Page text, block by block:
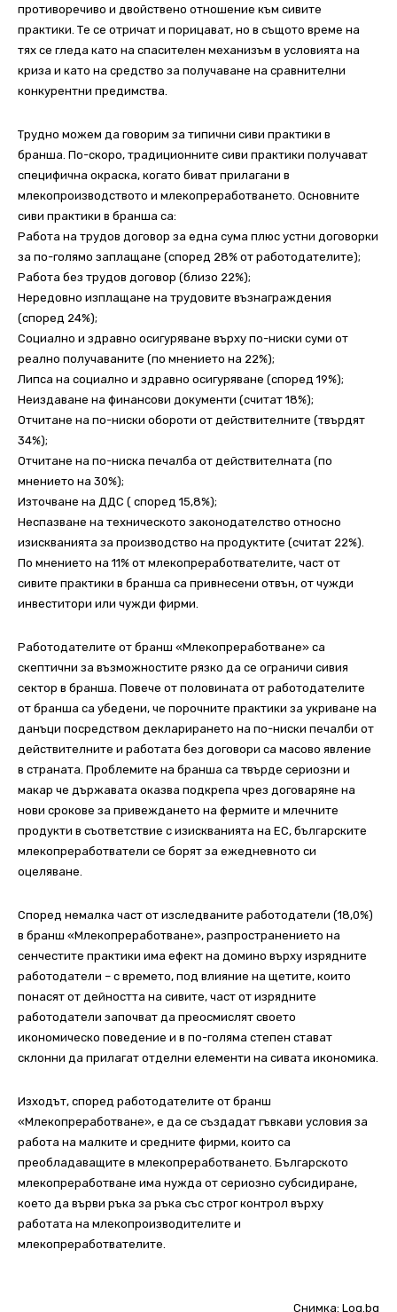
противоречиво и двойствено отношение към сивите
практики. Те се отричат и порицават, но в същото време на
тях се гледа като на спасителен механизъм в условията на
криза и като на средство за получаване на сравнителни
конкурентни предимства.
Трудно можем да говорим за типични сиви практики в
бранша. По-скоро, традиционните сиви практики получават
специфична окраска, когато биват прилагани в
млекопроизводството и млекопреработването. Основните
сиви практики в бранша са:
Работа на трудов договор за една сума плюс устни договорки
за по-голямо заплащане (според 28% от работодателите);
Работа без трудов договор (близо 22%);
Нередовно изплащане на трудовите възнаграждения
(според 24%);
Социално и здравно осигуряване върху по-ниски суми от
реално получаваните (по мнението на 22%);
Липса на социално и здравно осигуряване (според 19%);
Неиздаване на финансови документи (считат 18%);
Отчитане на по-ниски обороти от действителните (твърдят
34%);
Отчитане на по-ниска печалба от действителната (по
мнението на 30%);
Източване на ДДС ( според 15,8%);
Неспазване на техническото законодателство относно
изискванията за производство на продуктите (считат 22%).
По мнението на 11% от млекопреработвателите, част от
сивите практики в бранша са привнесени отвън, от чужди
инвеститори или чужди фирми.
Работодателите от бранш «Млекопреработване» са
скептични за възможностите рязко да се ограничи сивия
сектор в бранша. Повече от половината от работодателите
от бранша са убедени, че порочните практики за укриване на
данъци посредством декларирането на по-ниски печалби от
действителните и работата без договори са масово явление
в страната. Проблемите на бранша са твърде сериозни и
макар че държавата оказва подкрепа чрез договаряне на
нови срокове за привеждането на фермите и млечните
продукти в съответствие с изискванията на ЕС, българските
млекопреработватели се борят за ежедневното си
оцеляване.
Според немалка част от изследваните работодатели (18,0%)
в бранш «Млекопреработване», разпространението на
сенчестите практики има ефект на домино върху изрядните
работодатели – с времето, под влияние на щетите, които
понасят от дейността на сивите, част от изрядните
работодатели започват да преосмислят своето
икономическо поведение и в по-голяма степен стават
склонни да прилагат отделни елементи на сивата икономика.
Изходът, според работодателите от бранш
«Млекопреработване», е да се създадат гъвкави условия за
работа на малките и средните фирми, които са
преобладаващите в млекопреработването. Българското
млекопреработване има нужда от сериозно субсидиране,
което да върви ръка за ръка със строг контрол върху
работата на млекопроизводителите и
млекопреработвателите.
Снимка: Log.bg